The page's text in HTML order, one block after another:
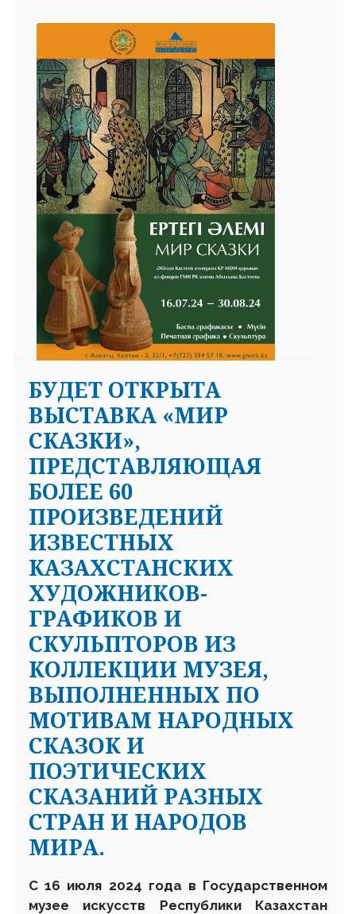
БУДЕТ ОТКРЫТА
ВЫСТАВКА «МИР
СКАЗКИ»,
ПРЕДСТАВЛЯЮЩАЯ
БОЛЕЕ 60
ПРОИЗВЕДЕНИЙ
ИЗВЕСТНЫХ
КАЗАХСТАНСКИХ
ХУДОЖНИКОВ-
ГРАФИКОВ И
СКУЛЬПТОРОВ ИЗ
КОЛЛЕКЦИИ МУЗЕЯ,
ВЫПОЛНЕННЫХ ПО
МОТИВАМ НАРОДНЫХ
СКАЗОК И
ПОЭТИЧЕСКИХ
СКАЗАНИЙ РАЗНЫХ
СТРАН И НАРОДОВ
МИРА.
С 16 июля 2024 года в Государственном
музее искусств Республики Казахстан